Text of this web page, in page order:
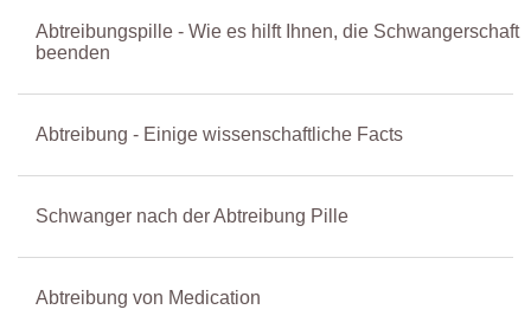
Abtreibungspille - Wie es hilft Ihnen, die Schwangerschaft
beenden
Abtreibung - Einige wissenschaftliche Facts
Schwanger nach der Abtreibung Pille
Abtreibung von Medication